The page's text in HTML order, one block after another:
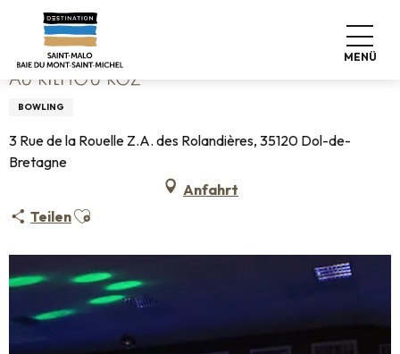
contenu
principal
MENÜ
Startseite
AU KILHOU KOZ
BOWLING
3 Rue de la Rouelle Z.A. des Rolandières, 35120 Dol-de-
Bretagne
Anfahrt
TeilenAjouter aux favoris